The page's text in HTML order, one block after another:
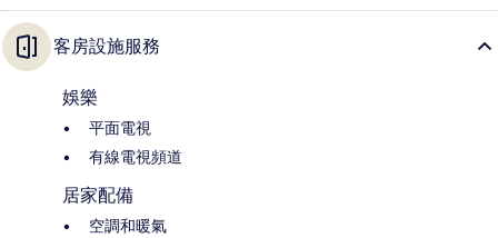
客房設施服務
娛樂
平面電視
有線電視頻道
居家配備
空調和暖氣